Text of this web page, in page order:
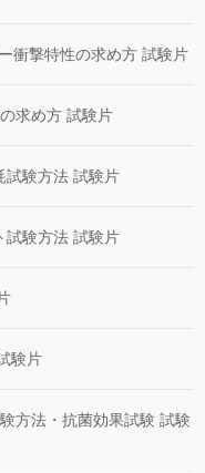
衝撃特性の求め方 試験片
求め方 試験片
試験方法 試験片
試験方法 試験片
験片
方法・抗菌効果試験 試験